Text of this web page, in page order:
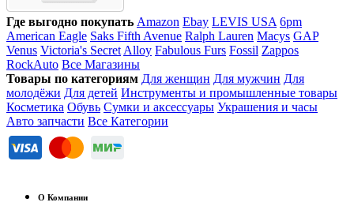
Где выгодно покупать Amazon Ebay LEVIS USA 6pm
American Eagle Saks Fifth Avenue Ralph Lauren Macys GAP
Venus Victoria's Secret Alloy Fabulous Furs Fossil Zappos
RockAuto Все Магазины
Товары по категориям Для женщин Для мужчин Для
молодёжи Для детей Инструменты и промышленные товары
Косметика Обувь Сумки и аксессуары Украшения и часы
Авто запчасти Все Категории
О Компании